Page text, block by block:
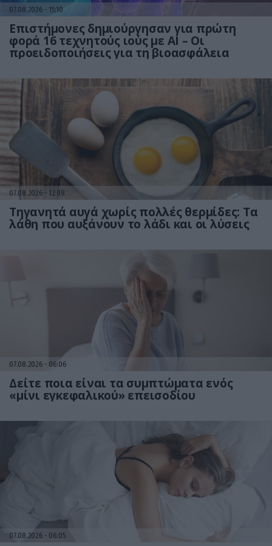
07.08.2026 15:10
Επιστήμονες δημιούργησαν για πρώτη
φορά 16 τεχνητούς ιούς με AI – Οι
προειδοποιήσεις για τη βιοασφάλεια
07.08.2026 12:09
Τηγανητά αυγά χωρίς πολλές θερμίδες: Τα
λάθη που αυξάνουν το λάδι και οι λύσεις
07.08.2026 06:06
Δείτε ποια είναι τα συμπτώματα ενός
«μίνι εγκεφαλικού» επεισοδίου
07.08.2026 06:05